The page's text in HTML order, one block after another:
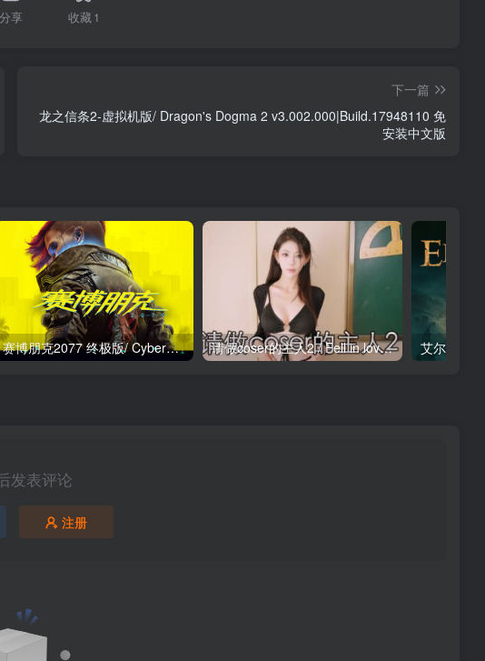
分享 收藏1
下一篇
龙之信条2-虚拟机版/ Dragon's Dogma 2 v3.002.000|Build.17948110 免
安装中文版
赛博朋克2077 终极版/ Cyberpunk 2077 v2.31a 全DLC 往日之影+附单独升级补丁+单独国语配音包 送修改器+300mod整合+赠完美存档+赠原声BGM+赠原画集 免安装中文版 请做coser的主人2 / Fell in love with coser 2 免安装中文版
发表评论
注册